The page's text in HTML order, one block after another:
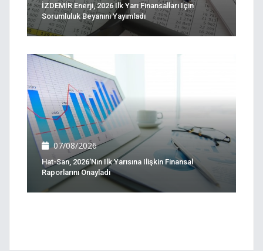
İZDEMİR Enerji, 2026 Ilk Yarı Finansalları Için
Sorumluluk Beyanını Yayımladı
07/08/2026
Hat-San, 2026'nın Ilk Yarısına Ilişkin Finansal
Raporlarını Onayladı